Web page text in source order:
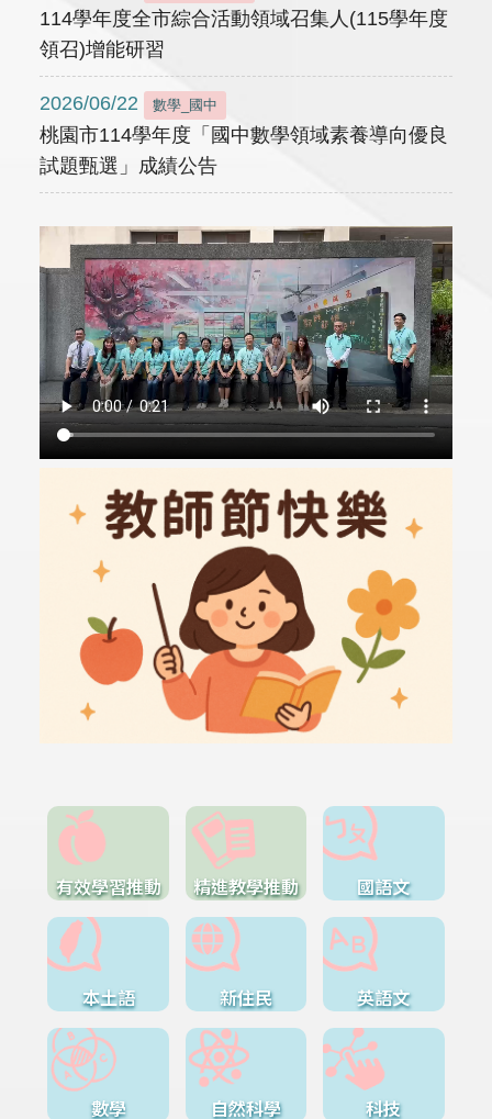
114學年度全市綜合活動領域召集人(115學年度
領召)增能研習
2026/06/22 數學_國中
桃園市114學年度「國中數學領域素養導向優良
試題甄選」成績公告
有效學習推動 精進教學推動 國語文
本土語 新住民 英語文
數學 自然科學 科技